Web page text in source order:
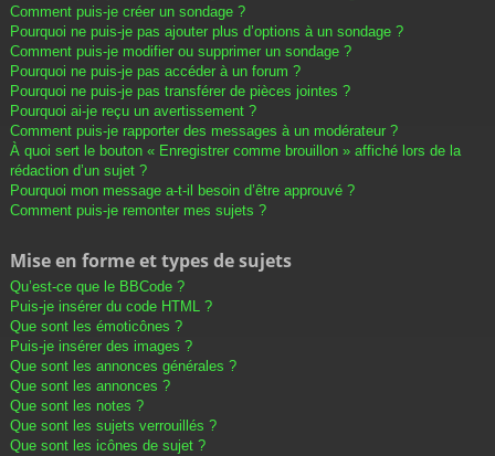
Comment puis-je créer un sondage ?
Pourquoi ne puis-je pas ajouter plus d’options à un sondage ?
Comment puis-je modifier ou supprimer un sondage ?
Pourquoi ne puis-je pas accéder à un forum ?
Pourquoi ne puis-je pas transférer de pièces jointes ?
Pourquoi ai-je reçu un avertissement ?
Comment puis-je rapporter des messages à un modérateur ?
À quoi sert le bouton « Enregistrer comme brouillon » affiché lors de la
rédaction d’un sujet ?
Pourquoi mon message a-t-il besoin d’être approuvé ?
Comment puis-je remonter mes sujets ?
Mise en forme et types de sujets
Qu’est-ce que le BBCode ?
Puis-je insérer du code HTML ?
Que sont les émoticônes ?
Puis-je insérer des images ?
Que sont les annonces générales ?
Que sont les annonces ?
Que sont les notes ?
Que sont les sujets verrouillés ?
Que sont les icônes de sujet ?